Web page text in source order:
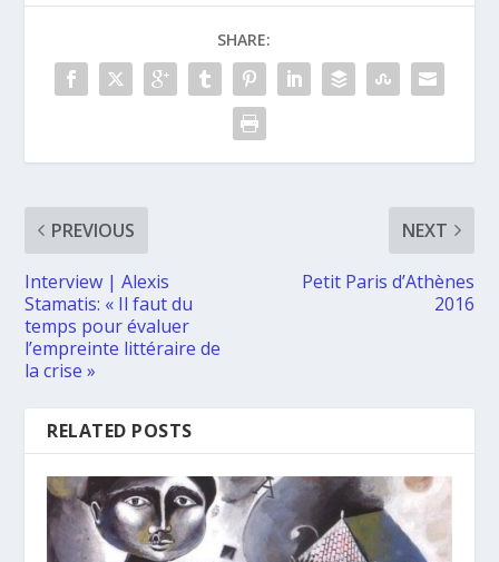
SHARE:
PREVIOUS
Interview | Alexis
Stamatis: « Il faut du
temps pour évaluer
l’empreinte littéraire de
la crise »
NEXT
Petit Paris d’Athènes
2016
RELATED POSTS